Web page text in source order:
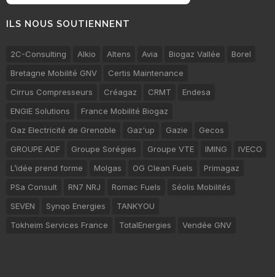
ILS NOUS SOUTIENNENT
2C-Consulting Alkio Altens Avia Biogaz Vallée
Borel
Bretagne Mobilité GNV
Certis Maintenance
Cirrus Compresseurs
Créagaz CRMT
Endesa
ENGIE Solutions
France Mobilité Biogaz
Gaz Electricité de Grenoble
Gaz'up Gazie
Gecos
GROUPE ADF
Groupe Sorégies Groupe VTE IMING
IVECO
L’idée prend forme
Molgas OG Clean Fuels
Primagaz
PSa Consult
RN7 NRJ Romac Fuels
Séolis Mobilités
SEVEN
Synqo Energies
TANKYOU
Tokheim Services France
TotalEnergies Vendée GNV